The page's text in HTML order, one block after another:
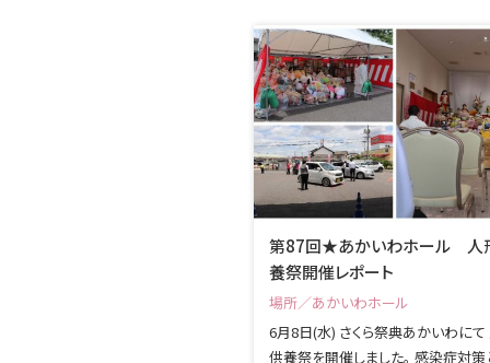
第87回★あかいわホール 人
養祭開催レポート
場所／あかいわホール
6月8日(水) さくら祭典あかいわにて
供養祭を開催しました。 感染症対策